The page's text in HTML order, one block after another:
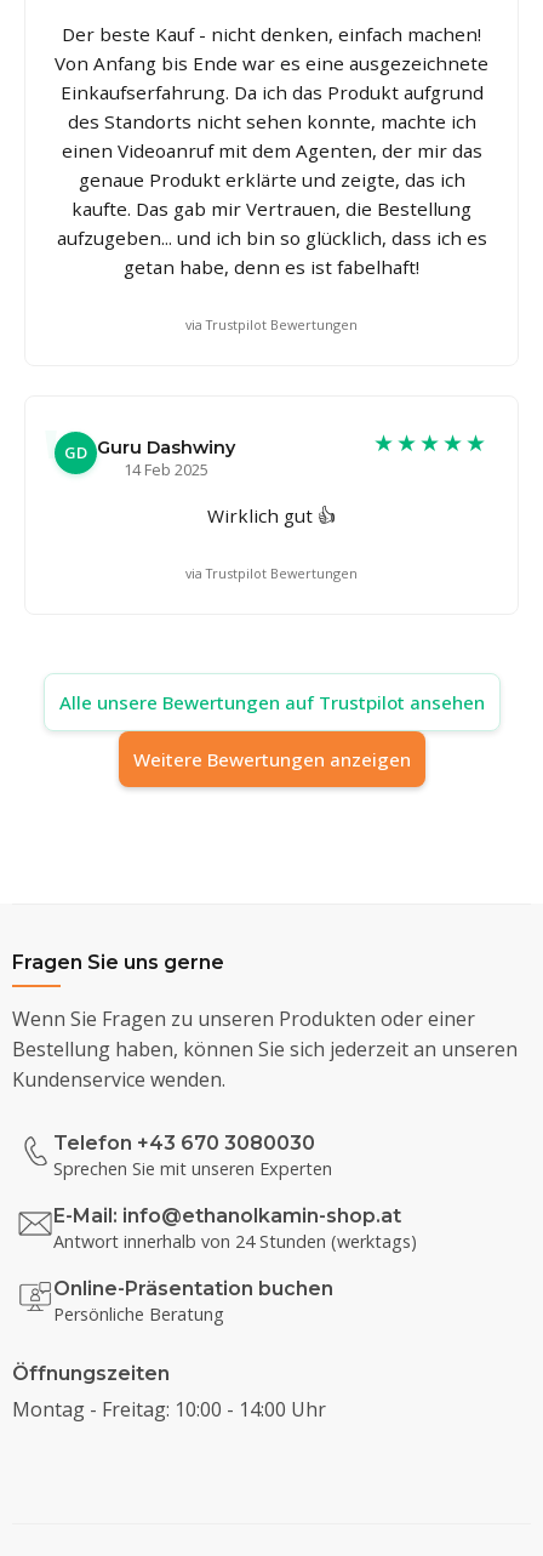
Der beste Kauf - nicht denken, einfach machen!
Von Anfang bis Ende war es eine ausgezeichnete
Einkaufserfahrung. Da ich das Produkt aufgrund
des Standorts nicht sehen konnte, machte ich
einen Videoanruf mit dem Agenten, der mir das
genaue Produkt erklärte und zeigte, das ich
kaufte. Das gab mir Vertrauen, die Bestellung
aufzugeben... und ich bin so glücklich, dass ich es
getan habe, denn es ist fabelhaft!
via Trustpilot Bewertungen
GD Guru Dashwiny
14 Feb 2025
★★★★★
Wirklich gut 👍
via Trustpilot Bewertungen
Alle unsere Bewertungen auf Trustpilot ansehen
Weitere Bewertungen anzeigen
Fragen Sie uns gerne
Wenn Sie Fragen zu unseren Produkten oder einer
Bestellung haben, können Sie sich jederzeit an unseren
Kundenservice wenden.
Telefon +43 670 3080030
Sprechen Sie mit unseren Experten
E-Mail: info@ethanolkamin-shop.at
Antwort innerhalb von 24 Stunden (werktags)
Online-Präsentation buchen
Persönliche Beratung
Öffnungszeiten
Montag - Freitag: 10:00 - 14:00 Uhr